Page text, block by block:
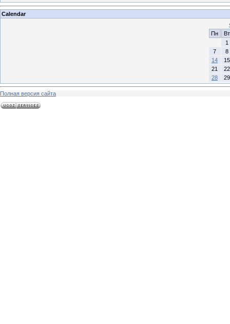
Calendar
Пн
Вт
1
7
8
14
15
21
22
28
29
Полная версия сайта